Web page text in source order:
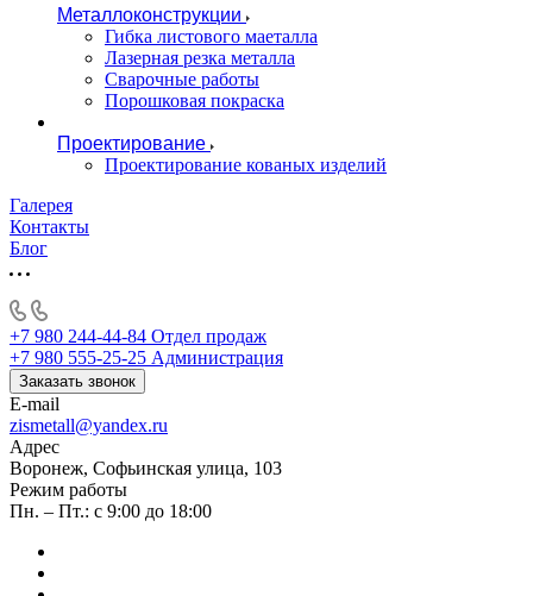
Металлоконструкции
Гибка листового маеталла
Лазерная резка металла
Сварочные работы
Порошковая покраска
Проектирование
Проектирование кованых изделий
Галерея
Контакты
Блог
+7 980 244-44-84 Отдел продаж
+7 980 555-25-25 Администрация
Заказать звонок
E-mail
zismetall@yandex.ru
Адрес
Воронеж, Софьинская улица, 103
Режим работы
Пн. – Пт.: с 9:00 до 18:00